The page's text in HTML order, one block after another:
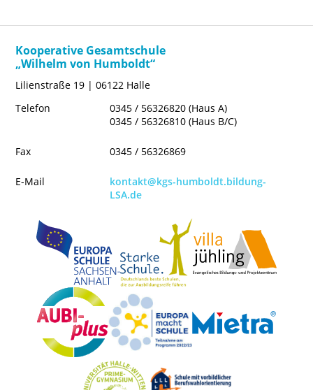
Kooperative Gesamtschule
„Wilhelm von Humboldt“
Lilienstraße 19 | 06122 Halle
Telefon
0345 / 56326820 (Haus A)
0345 / 56326810 (Haus B/C)
Fax 0345 / 56326869
E-Mail
kontakt@kgs-humboldt.bildung-
LSA.de